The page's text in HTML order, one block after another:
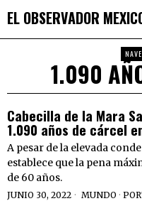
EL OBSERVADOR
1.090
Cabecilla de la Mara
1.090 años de cárcel
A pesar de la elevada
establece que la pena
de 60 años.
JUNIO 30, 2022 MUNDO ·